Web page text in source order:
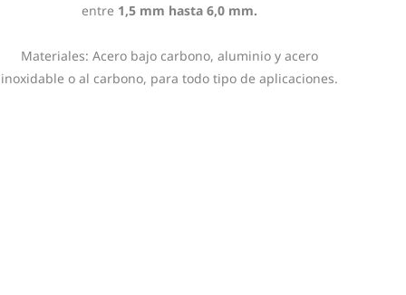
entre 1,5 mm hasta 6,0 mm.
Materiales: Acero bajo carbono, aluminio y acero
inoxidable o al carbono, para todo tipo de aplicaciones.